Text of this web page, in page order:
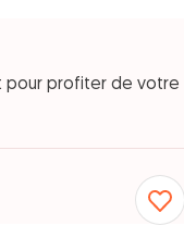
pour profiter de votre